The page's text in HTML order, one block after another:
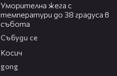
Уморителна жега с
температури до 38 градуса в
събота
Събуди се
Косич
gong